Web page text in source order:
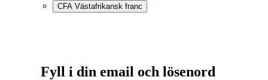
CFA Västafrikansk franc
Fyll i din email och lösenord